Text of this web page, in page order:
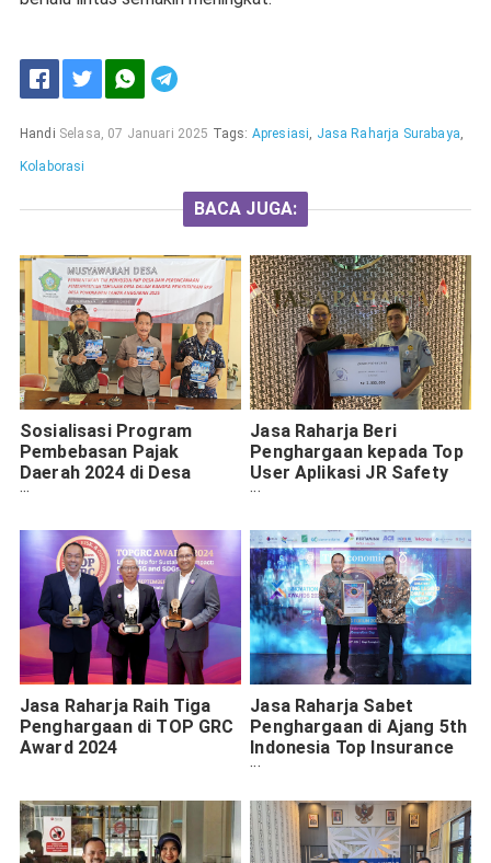
Handi Selasa, 07 Januari 2025 Tags: Apresiasi, Jasa Raharja Surabaya,
Kolaborasi
BACA JUGA:
Sosialisasi Program
Pembebasan Pajak
Daerah 2024 di Desa
Ponokawan oleh Jasa
Jasa Raharja Beri
Penghargaan kepada Top
User Aplikasi JR Safety
Road
Jasa Raharja Raih Tiga
Penghargaan di TOP GRC
Award 2024
Jasa Raharja Sabet
Penghargaan di Ajang 5th
Indonesia Top Insurance
Award 2024